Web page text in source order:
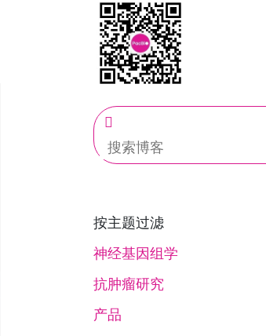
博
客
索
按主题过滤
神经基因组学
抗肿瘤研究
产品